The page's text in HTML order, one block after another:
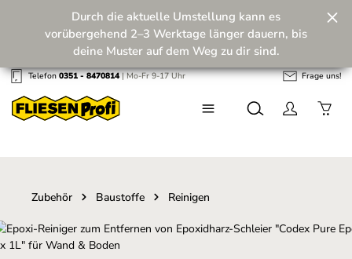
Zum Hauptinhalt springen
Zukunft! 💪
Durch die aktuelle Umstellung kann es
vorübergehend 2–3 Werktage länger dauern, bis
deine Muster auf dem Weg zu dir sind.
Telefon0351 - 8470814| Mo-Fr 9-17 Uhr Frage uns!
Zubehör Baustoffe Reinigen
Bildergalerie überspringen